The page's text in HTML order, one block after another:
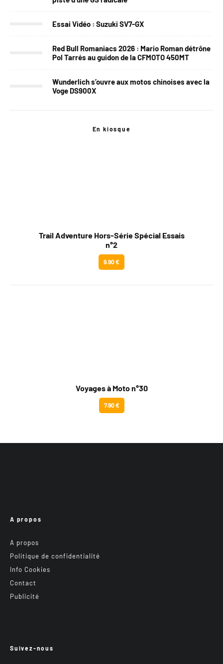
Essai Vidéo : Suzuki SV7-GX
Red Bull Romaniacs 2026 : Mario Roman détrône
Pol Tarrés au guidon de la CFMOTO 450MT
Wunderlich s’ouvre aux motos chinoises avec la
Voge DS900X
En kiosque
Trail Adventure Hors-Série Spécial Essais
n°2
9.90 €
Voyages à Moto n°30
7.90 €
A propos
A propos
Politique de confidentialité
Info Cookies
Contact
Publicité
Suivez-nous